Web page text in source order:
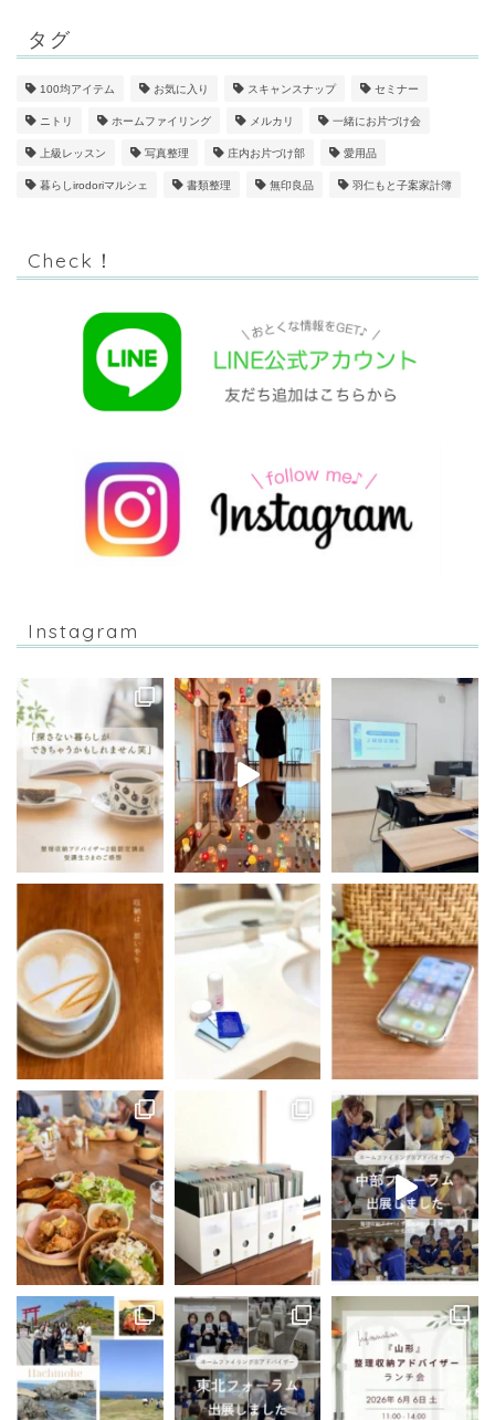
タグ
100均アイテム お気に入り スキャンスナップ セミナー
ニトリ ホームファイリング メルカリ 一緒にお片づけ会
上級レッスン 写真整理 庄内お片づけ部 愛用品
暮らしirodoriマルシェ 書類整理 無印良品 羽仁もと子案家計簿
Check！
Instagram